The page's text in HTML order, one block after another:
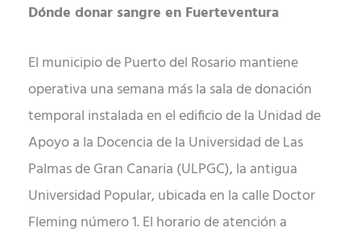
Dónde donar sangre en Fuerteventura
El municipio de Puerto del Rosario mantiene
operativa una semana más la sala de donación
temporal instalada en el edificio de la Unidad de
Apoyo a la Docencia de la Universidad de Las
Palmas de Gran Canaria (ULPGC), la antigua
Universidad Popular, ubicada en la calle Doctor
Fleming número 1. El horario de atención a